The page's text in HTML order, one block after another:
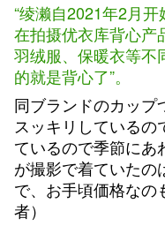
“绫濑自2021年2月
在拍摄优衣库背心产
羽绒服、保暖衣等不
的就是背心了”。
同ブランドのカップ
スッキリしているの
ているので季節にあ
が撮影で着ていたの
で、お手頃価格なの
者）